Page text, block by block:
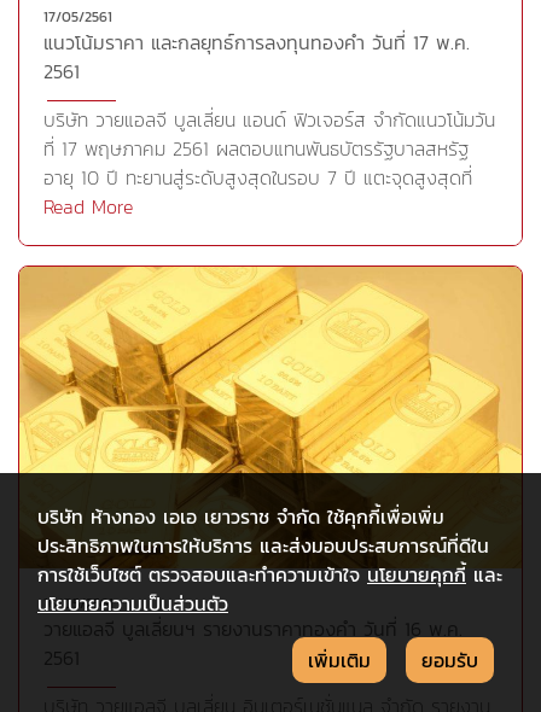
พอทำให้ในระยะสั้นนี้ราคาจะเคลื่อนไหวผันผวนลดลง โดยหาก
ราคาทองคำไม่สามารถยืนเหนือแนวต้านได้อย่างแข็งแกร่ง
นักลงทุนยังต้องระมัดระวังแรงขายทางเทคนิคและนักลงทุน
ควรตั้งจุดตัดขาดทุนหากราคาหลุดบริเวณแนวรับ เพื่อลด
ความเสียหายของพอร์ทการลงทุน ในขณะที่นักลงทุนที่มี
ทองคำในมือ ให้ขายทำกำไรเมื่อราคาดีดตัวหรือไม่ผ่านบริเวณ
แนวต้าน 1,297-1,306 ดอลลาร์ต่อออนซ์ แล้วรอไปซื้อคืน
บริเวณแนวรับทองคำแท่ง (96.50%)แนวรับ 1,280
(19,400บาท) 1,271 (19,250บาท) 1,263 (19,100บาท)แนวต้าน
1,297 (19,700บาท) 1,306 (19,850บาท) 1,315 (19,950บาท)
GOLD FUTURES (GFM18)แนวรับ 1,280 (19,560บาท) 1,271
(19,420บาท) 1,263 (19,300บาท)แนวต้าน 1,297
(19,820บาท) 1,306 (19,960บาท) 1,315 (20,100บาท)
Cr.https://goo.gl/fUdNKn
17/05/2561
แนวโน้มราคา และกลยุทธ์การลงทุนทองคำ วันที่ 17 พ.ค.
2561
บริษัท วายแอลจี บูลเลี่ยน แอนด์ ฟิวเจอร์ส จำกัดแนวโน้มวัน
ที่ 17 พฤษภาคม 2561 ผลตอบแทนพันธบัตรรัฐบาลสหรัฐ
อายุ 10 ปี ทะยานสู่ระดับสูงสุดในรอบ 7 ปี แตะจุดสูงสุดที่
3.095% ทะลุระดับสำคัญทางจิตวิทยาที่ 3% ที่ทำไว้ในช่วง
ในรอบกว่า 5 เดือนเมื่อเทียบกับตะกร้าสกุลเงินสำคัญ เมื่อ
ข้อมูลการใช้จ่ายของผู้บริโภคในสหรัฐแข็งแกร่งขึ้นซึ่งจะหนุน
เงินเฟ้อให้ปรับขึ้นอย่างต่อเนื่องทั้งนี้ผู้ช่วยระดับสูงของนาย
เจอโรม พาวเวลล์ ประธานธนาคารกลางสหรัฐ(เฟด) มีความ
เห็นไม่ตรงกันในประเด็นเกี่ยวกับอัตราความเร็วในการขึ้น
ดอกเบี้ยในเดือนต่อๆไป รวมทั้งแนวทางที่เฟดควรจะเตรียม
พร้อมสำหรับการรับมือทางเศรษฐกิจ เพิ่มความคาดหมายว่า
เฟดจะปรับขึ้นอัตราดอกเบี้ยนโยบายอย่างต่อเนื่อง ได้กดดัน
ราคาทองคำจนหลุดแนวรับจิตวิทยา 1,300 ดอลลาร์ต่อออนซ์
หลังจากราคาทองคำทรงตัวรักษาระดับไว้ได้ตั้งแต่ต้นปี ส่ง
ผลให้เกิดแรงขายตามจนราคาอ่อนตัวลงแตะระดับต่ำสุด
1,288 ดอลลาร์ ซึ่งเป็นระดับราคาต่ำสุดนับตั้งแต่วันที่ 28
ธ.ค.อย่างไรก็ตาม แนะนำจับตาแรงดีดกลับของราคาและ
ปัจจัยพื้นฐานที่กลับเข้ามากระตุ้นแรงซื้อทองคำว่าจะสามารถ
ดันราคาทองคำให้ฟื้นตัวขึ้นได้มากน้อยเพียงใด โดยแนะนำ
Read More
16/05/2561
วายแอลจี บูลเลี่ยนฯ รายงานราคาทองคำ วันที่ 16 พ.ค.
2561
บริษัท ห้างทอง เอเอ เยาวราช จำกัด ใช้คุกกี้เพื่อเพิ่ม
ประสิทธิภาพในการให้บริการ และส่งมอบประสบการณ์ที่ดีใน
การใช้เว็บไซต์ ตรวจสอบและทำความเข้าใจนโยบายคุกกี้และ
นโยบายความเป็นส่วนตัว
เพิ่มเติม
ยอมรับ